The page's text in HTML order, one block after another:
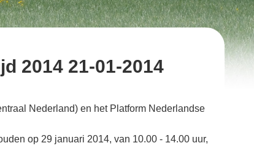
2014 21-01-2014
Nederland) en het Platform Nederlandse
op 29 januari 2014, van 10.00 - 14.00 uur,